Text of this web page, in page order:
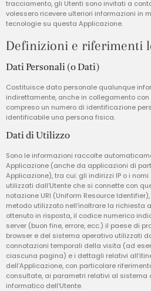
tracciamento, gli Utenti sono invitati a
volessero ricevere ulteriori informazioni in
tecnologie su questa Applicazione.
Definizioni e riferimenti
Dati Personali (o Dati)
Costituisce dato personale qualunque
indirettamente, anche in collegamento
compreso un numero di identificazione
identificabile una persona fisica.
Dati di Utilizzo
Sono le informazioni raccolte
Applicazione (anche da applicazioni di
Applicazione), tra cui: gli indirizzi IP o i
utilizzati dall’Utente che si connette con
notazione URI (Uniform Resource
metodo utilizzato nell’inoltrare la richiesta
ottenuto in risposta, il codice numerico
server (buon fine, errore, ecc.) il paese di
browser e del sistema operativo utilizzati
connotazioni temporali della visita (ad
ciascuna pagina) e i dettagli relativi
dell’Applicazione, con particolare
consultate, ai parametri relativi al sistema
informatico dell’Utente.